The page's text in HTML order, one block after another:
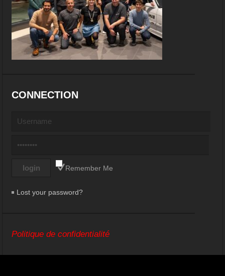
CONNECTION
Remember Me
Lost your password?
Politique de confidentialité